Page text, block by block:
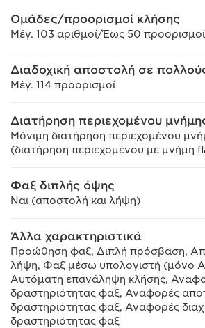
Ομάδες/προορισμοί κλήσης
Μέγ. 103 αριθμοί/Έως 50
Διαδοχική αποστολή σε
Μέγ. 114 προορισμοί
Διατήρηση περιεχομένου
Μόνιμη διατήρηση περιεχομένου
(διατήρηση περιεχομένου με μνήμη
Φαξ διπλής όψης
Ναι (αποστολή και λήψη)
Άλλα χαρακτηριστικά
Προώθηση φαξ, Διπλή πρόσβαση,
λήψη, Φαξ μέσω υπολογιστή (μόνο
Αυτόματη επανάληψη κλήσης,
δραστηριότητας φαξ, Αναφορές
δραστηριότητας φαξ, Αναφορές
δραστηριότητας φαξ